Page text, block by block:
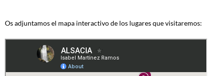
Os adjuntamos el mapa interactivo de los lugares que visitaremos: